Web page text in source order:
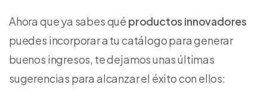
Ahora que ya sabes qué productos innovadores
puedes incorporar a tu catálogo para generar
buenos ingresos, te dejamos unas últimas
sugerencias para alcanzar el éxito con ellos: